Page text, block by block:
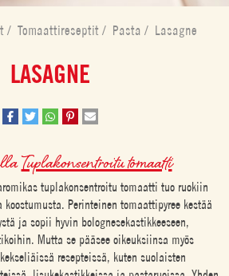
/ Tomaattireseptit / Pasta / Lasagne
LASAGNE
Tuplakonsentroitu tomaatti
tuplakonsentroitu tomaatti tuo ruokiin
Perinteinen tomaattipyree kestää
ja sopii hyvin bolognesekastikkeeseen,
Mutta se pääsee oikeuksiinsa myös
resepteissä, kuten suolaisten